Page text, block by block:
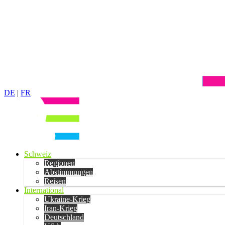
DE | FR
Schweiz
Regionen
Abstimmungen
Reisen
International
Ukraine-Krieg
Iran-Krieg
Deutschland